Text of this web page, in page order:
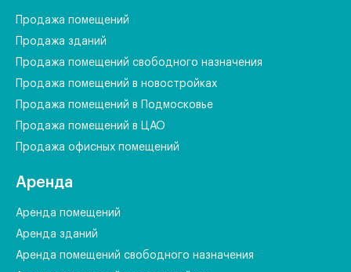
Продажа помещений
Продажа зданий
Продажа помещений свободного назначения
Продажа помещений в новостройках
Продажа помещений в Подмосковье
Продажа помещений в ЦАО
Продажа офисных помещений
Аренда
Аренда помещений
Аренда зданий
Аренда помещений свободного назначения